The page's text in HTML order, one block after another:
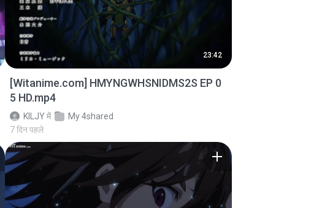
23:42
[Witanime.com] HMYNGWHSNIDMS2S EP 0
5 HD.mp4
KILJYमें
My 4shared
7 दिन पहले